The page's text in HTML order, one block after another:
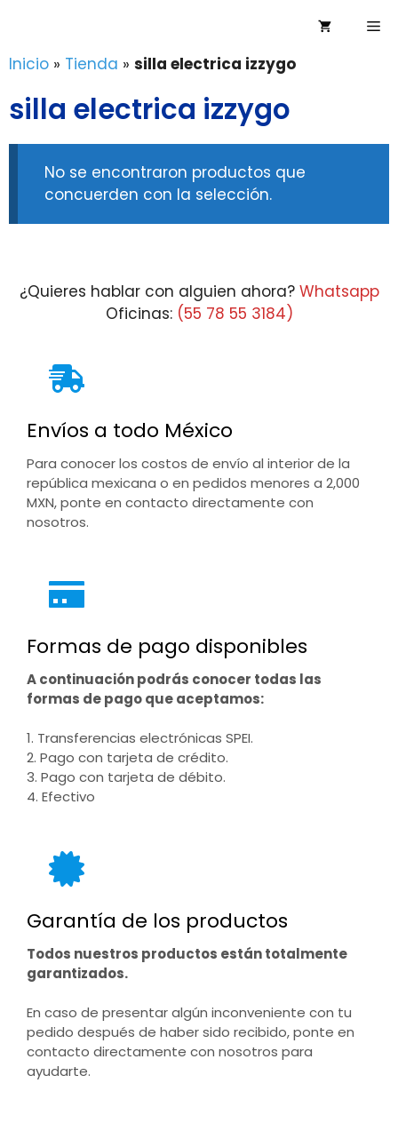
contenido
Inicio » Tienda » silla electrica izzygo
silla electrica izzygo
No se encontraron productos que
concuerden con la selección.
¿Quieres hablar con alguien ahora? Whatsapp
Oficinas: (55 78 55 3184)
Envíos a todo México
Para conocer los costos de envío al interior de la
república mexicana o en pedidos menores a 2,000
MXN, ponte en contacto directamente con
nosotros.
Formas de pago disponibles
A continuación podrás conocer todas las
formas de pago que aceptamos:
1. Transferencias electrónicas SPEI.
2. Pago con tarjeta de crédito.
3. Pago con tarjeta de débito.
4. Efectivo
Garantía de los productos
Todos nuestros productos están totalmente
garantizados.
En caso de presentar algún inconveniente con tu
pedido después de haber sido recibido, ponte en
contacto directamente con nosotros para
ayudarte.